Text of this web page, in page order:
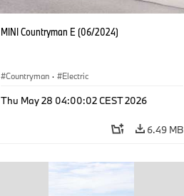
MINI Countryman E (06/2024)
Countryman · Electric
Thu May 28 04:00:02 CEST 2026
6.49 MB